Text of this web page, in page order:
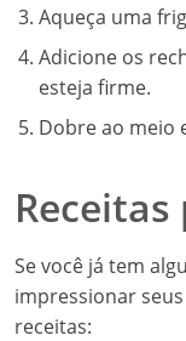
Aqueça uma
Adicione os
esteja firme.
Dobre ao meio
Se você já tem
impressionar
receitas: